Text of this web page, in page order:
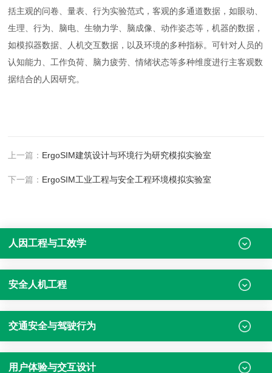
括主观的问卷、量表、行为实验范式，客观的多通道数据，如眼动、
生理、行为、脑电、生物力学、脑成像、动作姿态等，机器的数据，
如模拟器数据、人机交互数据，以及环境的多种指标。可针对人员的
认知能力、工作负荷、脑力疲劳、情绪状态等多种维度进行主客观数
据结合的人因研究。
上一篇： ErgoSIM建筑设计与环境行为研究模拟实验室
下一篇： ErgoSIM工业工程与安全工程环境模拟实验室
人因工程与工效学
安全人机工程
交通安全与驾驶行为
用户体验与交互设计